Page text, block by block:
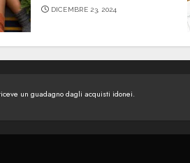
DICEMBRE 23, 2024
un guadagno dagli acquisti idonei.